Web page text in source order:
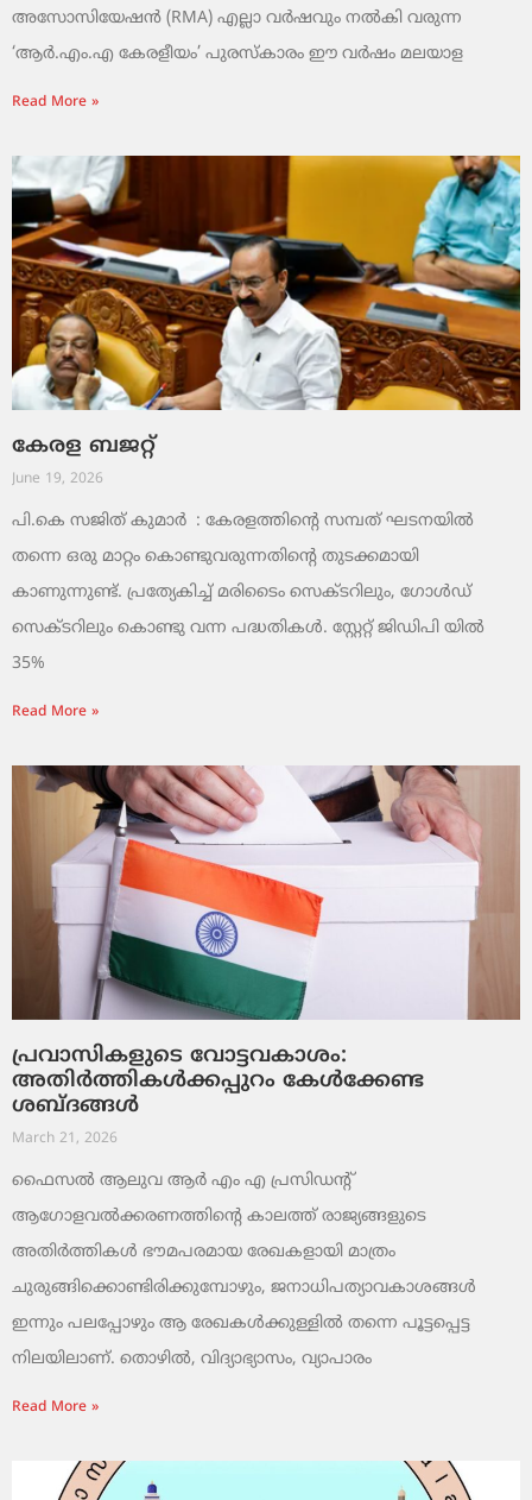
അസോസിയേഷൻ (RMA) എല്ലാ വർഷവും നൽകി വരുന്ന
‘ആർ.എം.എ കേരളീയം’ പുരസ്‌കാരം ഈ വർഷം മലയാള
Read More »
കേരള ബജറ്റ്
June 19, 2026
പി.കെ സജിത് കുമാര്‍ : കേരളത്തിന്റെ സമ്പത് ഘടനയിൽ
തന്നെ ഒരു മാറ്റം കൊണ്ടുവരുന്നതിന്റെ തുടക്കമായി
കാണുന്നുണ്ട്. പ്രത്യേകിച്ച് മരിടൈം സെക്ടറിലും, ഗോൾഡ്
സെക്ടറിലും കൊണ്ടു വന്ന പദ്ധതികൾ. സ്റ്റേറ്റ് ജിഡിപി യിൽ
35%
Read More »
പ്രവാസികളുടെ വോട്ടവകാശം:
അതിർത്തികൾക്കപ്പുറം കേൾക്കേണ്ട
ശബ്ദങ്ങൾ
March 21, 2026
ഫൈസൽ ആലുവ ആർ എം എ പ്രസിഡന്റ്
ആഗോളവൽക്കരണത്തിന്റെ കാലത്ത് രാജ്യങ്ങളുടെ
അതിർത്തികൾ ഭൗമപരമായ രേഖകളായി മാത്രം
ചുരുങ്ങിക്കൊണ്ടിരിക്കുമ്പോഴും, ജനാധിപത്യാവകാശങ്ങൾ
ഇന്നും പലപ്പോഴും ആ രേഖകൾക്കുള്ളിൽ തന്നെ പൂട്ടപ്പെട്ട
നിലയിലാണ്. തൊഴിൽ, വിദ്യാഭ്യാസം, വ്യാപാരം
Read More »